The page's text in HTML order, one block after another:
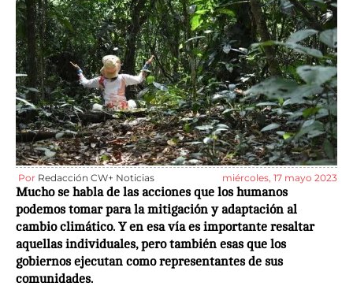
Por Redacción CW+ Noticias miércoles, 17 mayo 2023
Mucho se habla de las acciones que los humanos
podemos tomar para la mitigación y adaptación al
cambio climático. Y en esa vía es importante resaltar
aquellas individuales, pero también esas que los
gobiernos ejecutan como representantes de sus
comunidades.